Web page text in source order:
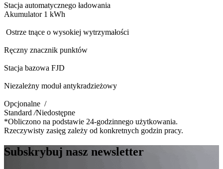
Stacja automatycznego ładowania
Akumulator 1 kWh
Ostrze tnące o wysokiej wytrzymałości
Ręczny znacznik punktów
Stacja bazowa FJD
Niezależny moduł antykradzieżowy
Opcjonalne /
Standard /Niedostępne
*Obliczono na podstawie 24-godzinnego użytkowania.
Rzeczywisty zasięg zależy od konkretnych godzin pracy.
Subskrybuj nasz newsletter